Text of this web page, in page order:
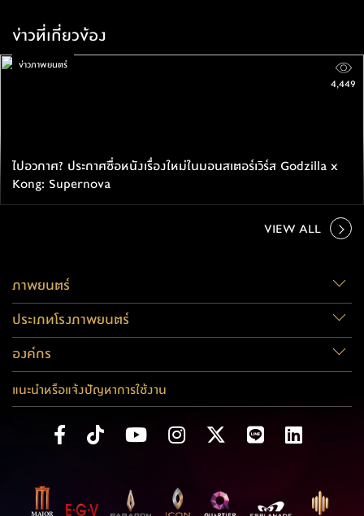
ข่าวที่เกี่ยวข้อง
ไปอวกาศ? ประกาศชื่อหนังเรื่องใหม่ในมอนสเตอร์เวิร์ส Godzilla x
Kong: Supernova
ข่าวภาพยนตร์
4,449
VIEW ALL
ภาพยนตร์
ประเภทโรงภาพยนตร์
องค์กร
แนะนำหรือแจ้งปัญหาการใช้งาน